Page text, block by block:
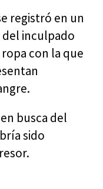
registró en un
inculpado
con la que
busca del
sido